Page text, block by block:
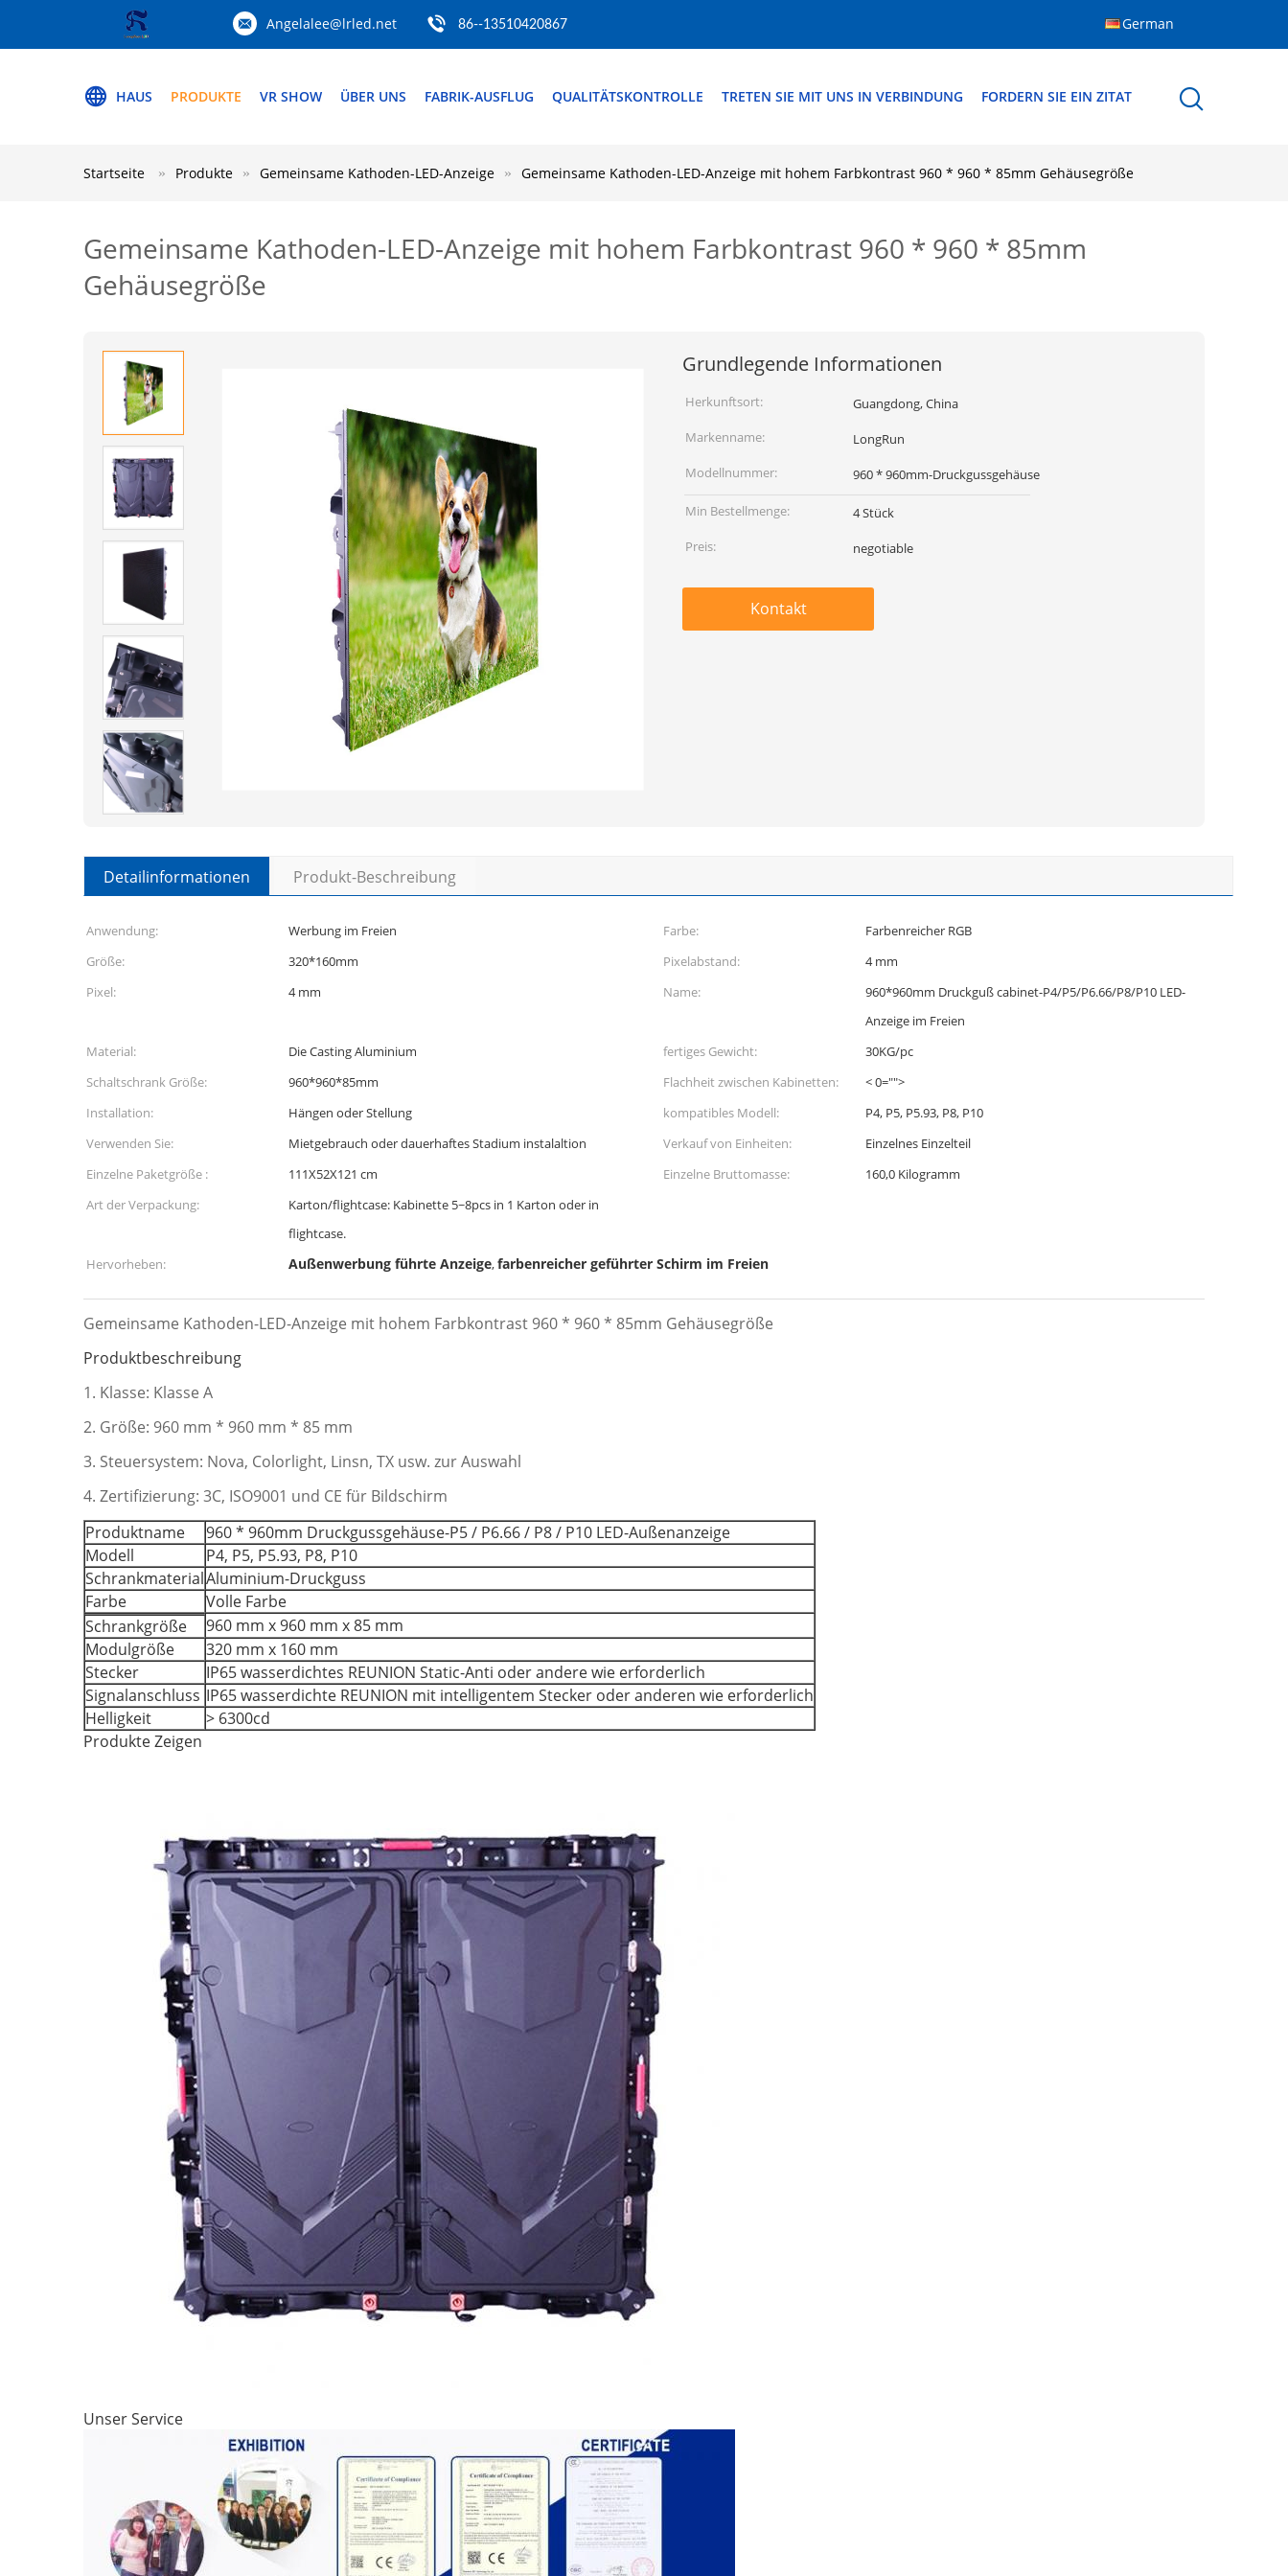
Angelalee@lrled.net 86--13510420867 German
HAUS PRODUKTE VR SHOW ÜBER UNS FABRIK-AUSFLUG QUALITÄTSKONTROLLE TRETEN SIE MIT UNS IN VERBINDUNG FORDERN SIE EIN ZITAT
Startseite Produkte Gemeinsame Kathoden-LED-Anzeige Gemeinsame Kathoden-LED-Anzeige mit hohem Farbkontrast 960 * 960 * 85mm Gehäusegröße
Gemeinsame Kathoden-LED-Anzeige mit hohem Farbkontrast 960 * 960 * 85mm
Gehäusegröße
Grundlegende Informationen
Herkunftsort:
Guangdong, China
Markenname:
LongRun
Modellnummer:
960 * 960mm-Druckgussgehäuse
Min Bestellmenge:
4 Stück
Preis:
negotiable
Kontakt
Detailinformationen Produkt-Beschreibung
Anwendung: Werbung im Freien Farbe:
Farbenreicher RGB
Größe:
320*160mm Pixelabstand:
4 mm
Pixel:
4 mm Name:
960*960mm Druckguß cabinet-P4/P5/P6.66/P8/P10 LED-
Anzeige im Freien
Material:
Die Casting Aluminium fertiges Gewicht:
30KG/pc
Schaltschrank Größe:
960*960*85mm Flachheit zwischen Kabinetten:
< 0="">
Installation:
Hängen oder Stellung kompatibles Modell:
P4, P5, P5.93, P8, P10
Verwenden Sie:
Mietgebrauch oder dauerhaftes Stadium instalaltion Verkauf von Einheiten:
Einzelnes Einzelteil
Einzelne Paketgröße :
111X52X121 cm Einzelne Bruttomasse:
160,0 Kilogramm
Art der Verpackung:
Karton/flightcase: Kabinette 5~8pcs in 1 Karton oder in
flightcase.
Hervorheben:
Außenwerbung führte Anzeige,farbenreicher geführter Schirm im Freien
Gemeinsame Kathoden-LED-Anzeige mit hohem Farbkontrast 960 * 960 * 85mm Gehäusegröße
Produktbeschreibung
1. Klasse: Klasse A
2. Größe: 960 mm * 960 mm * 85 mm
3. Steuersystem: Nova, Colorlight, Linsn, TX usw. zur Auswahl
4. Zertifizierung: 3C, ISO9001 und CE für Bildschirm
Produktname
960 * 960mm Druckgussgehäuse-P5 / P6.66 / P8 / P10 LED-Außenanzeige
Modell
P4, P5, P5.93, P8, P10
SchrankmaterialAluminium-Druckguss
Farbe
Volle Farbe
960 mm x 960 mm x 85 mm
Schrankgröße
Modulgröße
320 mm x 160 mm
Stecker
IP65 wasserdichtes REUNION Static-Anti oder andere wie erforderlich
Signalanschluss IP65 wasserdichte REUNION mit intelligentem Stecker oder anderen wie erforderlich
Helligkeit
> 6300cd
Produkte Zeigen
Unser Service